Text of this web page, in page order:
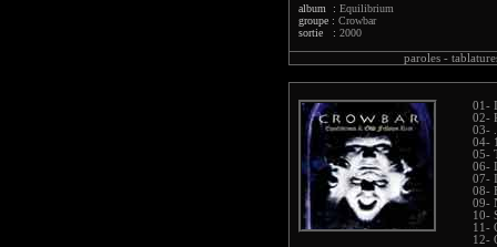
album : Equilibrium
groupe : Crowbar
sortie : 2000
paroles -
01-
02-
03-
04-
05-
06-
07-
08-
09-
10-
11-
12-